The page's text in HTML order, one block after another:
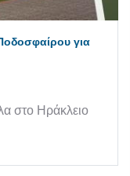
για
στο Ηράκλειο